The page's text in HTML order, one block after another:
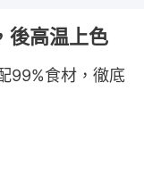
後高温上色
99%食材，徹底